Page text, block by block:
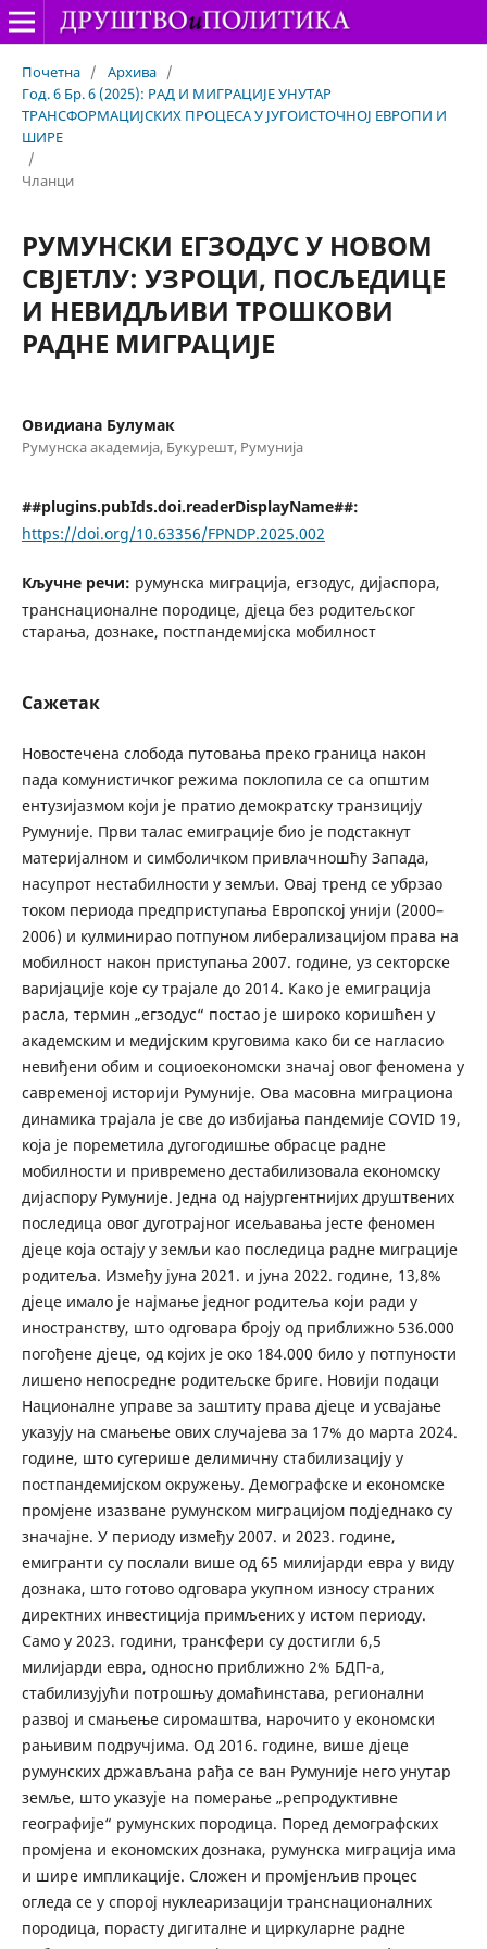
Почетна / Архива /
Год. 6 Бр. 6 (2025): РАД И МИГРАЦИЈЕ УНУТАР
ТРАНСФОРМАЦИЈСКИХ ПРОЦЕСА У ЈУГОИСТОЧНОЈ ЕВРОПИ И
ШИРЕ
/
Чланци
РУМУНСКИ ЕГЗОДУС У НОВОМ
СВЈЕТЛУ: УЗРОЦИ, ПОСЉЕДИЦЕ
И НЕВИДЉИВИ ТРОШКОВИ
РАДНЕ МИГРАЦИЈЕ
Овидиана Булумак
Румунска академија, Букурешт, Румунија
##plugins.pubIds.doi.readerDisplayName##:
https://doi.org/10.63356/FPNDP.2025.002
Кључне речи: румунска миграција, егзодус, дијаспора,
транснационалне породице, дјеца без родитељског
старања, дознаке, постпандемијска мобилност
Сажетак
Новостечена слобода путовања преко граница након
пада комунистичког режима поклопила се са општим
ентузијазмом који је пратио демократску транзицију
Румуније. Први талас емиграције био је подстакнут
материјалном и симболичком привлачношћу Запада,
насупрот нестабилности у земљи. Овај тренд се убрзао
током периода предприступања Европској унији (2000–
2006) и кулминирао потпуном либерализацијом права на
мобилност након приступања 2007. године, уз секторске
варијације које су трајале до 2014. Како је емиграција
расла, термин „егзодус“ постао је широко коришћен у
академским и медијским круговима како би се нагласио
невиђени обим и социоекономски значај овог феномена у
савременој историји Румуније. Ова масовна миграциона
динамика трајала је све до избијања пандемије COVID 19,
која је пореметила дугогодишње обрасце радне
мобилности и привремено дестабилизовала економску
дијаспору Румуније. Једна од најургентнијих друштвених
последица овог дуготрајног исељавања јесте феномен
дјеце која остају у земљи као последица радне миграције
родитеља. Између јуна 2021. и јуна 2022. године, 13,8%
дјеце имало је најмање једног родитеља који ради у
иностранству, што одговара броју од приближно 536.000
погођене дјеце, од којих је око 184.000 било у потпуности
лишено непосредне родитељске бриге. Новији подаци
Националне управе за заштиту права дјеце и усвајање
указују на смањење ових случајева за 17% до марта 2024.
године, што сугерише делимичну стабилизацију у
постпандемијском окружењу. Демографске и економске
промјене изазване румунском миграцијом подједнако су
значајне. У периоду између 2007. и 2023. године,
емигранти су послали више од 65 милијарди евра у виду
дознака, што готово одговара укупном износу страних
директних инвестиција примљених у истом периоду.
Само у 2023. години, трансфери су достигли 6,5
милијарди евра, односно приближно 2% БДП-а,
стабилизујући потрошњу домаћинстава, регионални
развој и смањење сиромаштва, нарочито у економски
рањивим подручјима. Од 2016. године, више дјеце
румунских држављана рађа се ван Румуније него унутар
земље, што указује на померање „репродуктивне
географије“ румунских породица. Поред демографских
промјена и економских дознака, румунска миграција има
и шире импликације. Сложен и промјенљив процес
огледа се у спорој нуклеаризацији транснационалних
породица, порасту дигиталне и циркуларне радне